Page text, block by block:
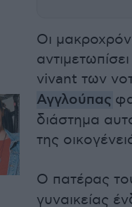
Οι
vivant των
Αγγλούπας
διάστημα
της
Ο πατέρας
γυναικείας